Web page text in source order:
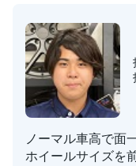
ノーマル車高で面
ホイールサイズを